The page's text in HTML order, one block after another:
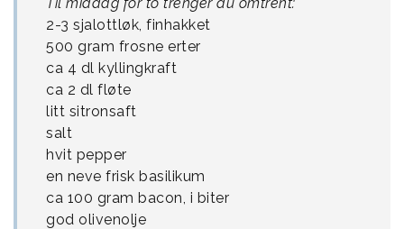
2-3 sjalottløk, finhakket
500 gram frosne erter
ca 4 dl kyllingkraft
ca 2 dl fløte
litt sitronsaft
salt
hvit pepper
en neve frisk basilikum
ca 100 gram bacon, i biter
god olivenolje